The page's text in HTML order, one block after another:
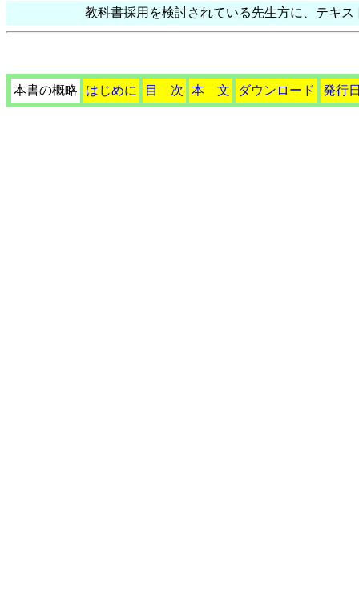
教科書採用を検討されている先生方に、テキ
本書の概略 はじめに 目 次 本 文 ダウンロード 発行